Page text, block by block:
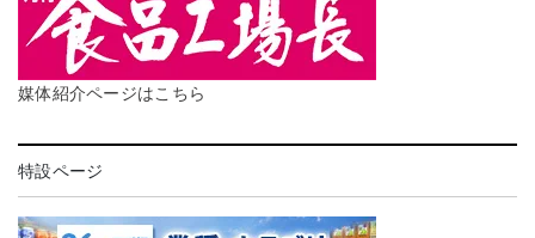
媒体紹介ページはこちら
特設ページ